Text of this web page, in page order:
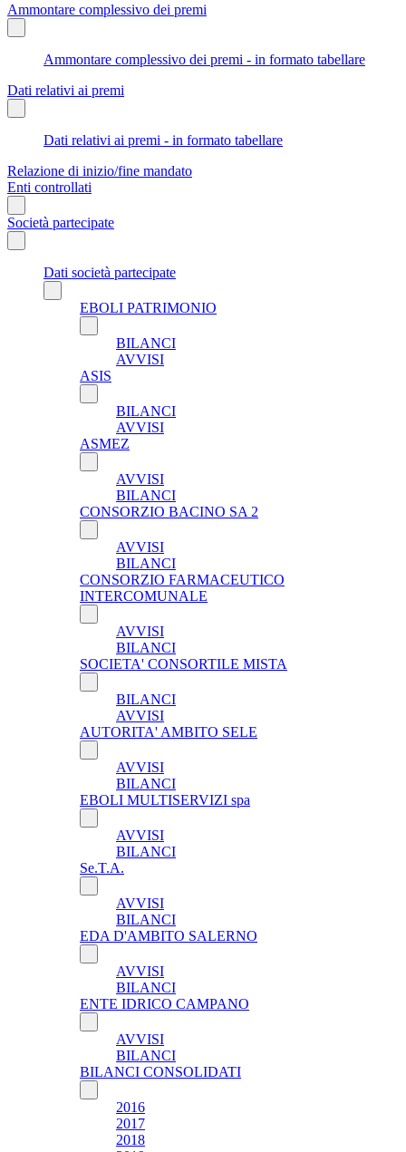
Ammontare complessivo dei premi
Ammontare complessivo dei premi - in formato tabellare
Dati relativi ai premi
Dati relativi ai premi - in formato tabellare
Relazione di inizio/fine mandato
Enti controllati
Società partecipate
Dati società partecipate
EBOLI PATRIMONIO
BILANCI
AVVISI
ASIS
BILANCI
AVVISI
ASMEZ
AVVISI
BILANCI
CONSORZIO BACINO SA 2
AVVISI
BILANCI
CONSORZIO FARMACEUTICO
INTERCOMUNALE
AVVISI
BILANCI
SOCIETA' CONSORTILE MISTA
BILANCI
AVVISI
AUTORITA' AMBITO SELE
AVVISI
BILANCI
EBOLI MULTISERVIZI spa
AVVISI
BILANCI
Se.T.A.
AVVISI
BILANCI
EDA D'AMBITO SALERNO
AVVISI
BILANCI
ENTE IDRICO CAMPANO
AVVISI
BILANCI
BILANCI CONSOLIDATI
2016
2017
2018